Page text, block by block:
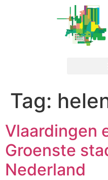
Tag:
Vlaardingen
Groenste
Nederland